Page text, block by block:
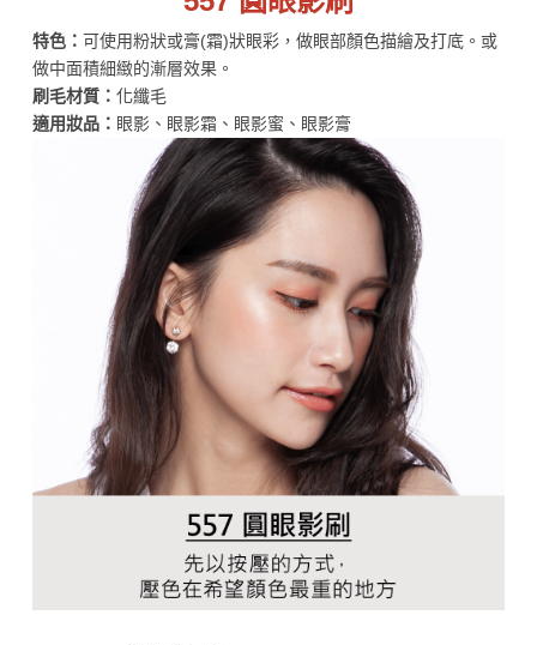
特色： 可使用粉狀或膏(霜)狀眼彩，做眼部顏色描繪及打底。或
做中面積細緻的漸層效果。
刷毛材質： 化纖毛
適用妝品： 眼影、眼影霜、眼影蜜、眼影膏